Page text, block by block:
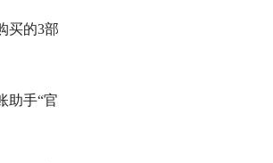
买的3部
助手“官